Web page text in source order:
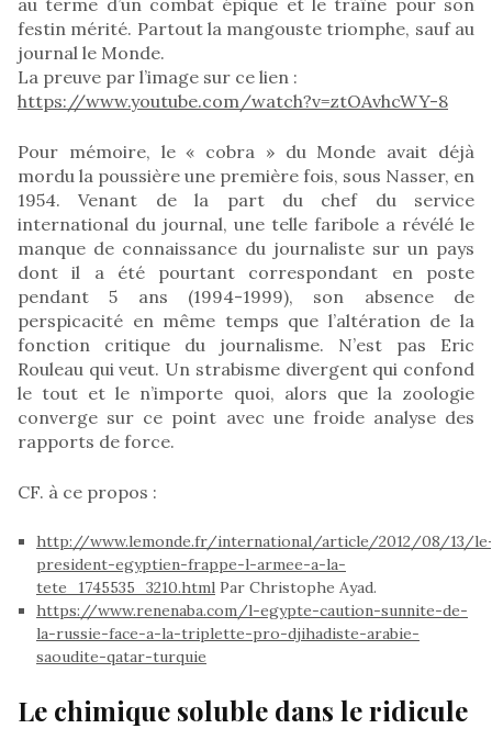
festin mérité. Partout la mangouste triomphe, sauf au
journal le Monde.
La preuve par l’image sur ce lien :
https://www.youtube.com/watch?v=ztOAvhcWY-8
Pour mémoire, le « cobra » du Monde avait déjà
mordu la poussière une première fois, sous Nasser, en
1954. Venant de la part du chef du service
international du journal, une telle faribole a révélé le
manque de connaissance du journaliste sur un pays
dont il a été pourtant correspondant en poste
pendant 5 ans (1994-1999), son absence de
perspicacité en même temps que l’altération de la
fonction critique du journalisme. N’est pas Eric
Rouleau qui veut. Un strabisme divergent qui confond
le tout et le n’importe quoi, alors que la zoologie
converge sur ce point avec une froide analyse des
rapports de force.
CF. à ce propos :
http://www.lemonde.fr/international/article/2012/08/13/
president-egyptien-frappe-l-armee-a-la-
tete_1745535_3210.html Par Christophe Ayad.
https://www.renenaba.com/l-egypte-caution-sunnite-de-
la-russie-face-a-la-triplette-pro-djihadiste-arabie-
saoudite-qatar-turquie
Le chimique soluble dans le ridicule